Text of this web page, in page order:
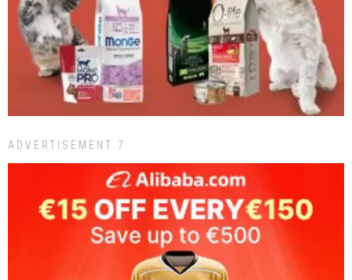
ADVERTISEMENT 7